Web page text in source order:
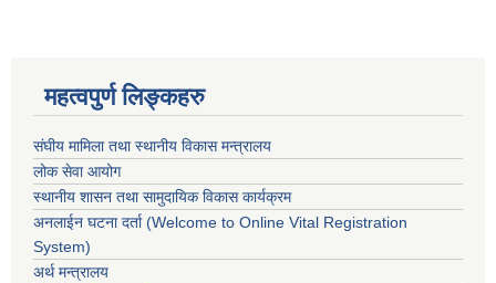
महत्वपुर्ण लिङ्कहरु
संघीय मामिला तथा स्थानीय विकास मन्त्रालय
लोक सेवा आयोग
स्थानीय शासन तथा सामुदायिक विकास कार्यक्रम
अनलाईन घटना दर्ता (Welcome to Online Vital Registration
System)
अर्थ मन्त्रालय